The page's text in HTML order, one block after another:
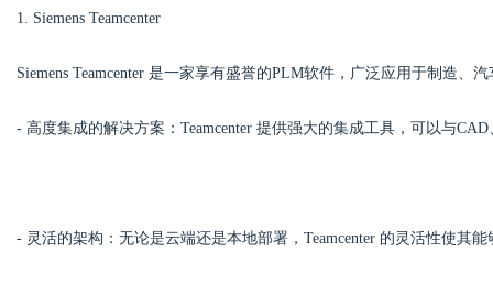
1. Siemens Teamcenter
Siemens Teamcenter 是一家享有盛誉的PLM软件，广泛应用于制造、
- 高度集成的解决方案：Teamcenter 提供强大的集成工具，可以与
- 灵活的架构：无论是云端还是本地部署，Teamcenter 的灵活性使其